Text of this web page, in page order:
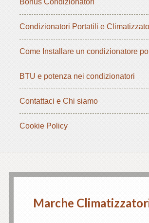
Bonus Condizionatori
Condizionatori Portatili e
Come Installare un condizionatore
BTU e potenza nei condizionatori
Contattaci e Chi siamo
Cookie Policy
Marche